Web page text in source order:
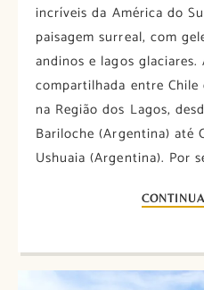
incríveis da América do
paisagem surreal, com
andinos e lagos glaciares.
compartilhada entre
na Região dos Lagos,
Bariloche (Argentina) até
Ushuaia (Argentina). Por